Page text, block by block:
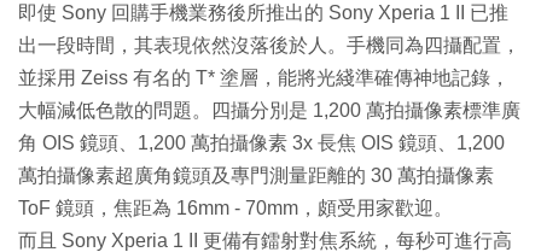
即使 Sony 回購手機業務後所推出的 Sony Xperia 1 II 已推
出一段時間，其表現依然沒落後於人。手機同為四攝配置，
並採用 Zeiss 有名的 T* 塗層，能將光綫準確傳神地記錄，
大幅減低色散的問題。四攝分別是 1,200 萬拍攝像素標準廣
角 OIS 鏡頭、1,200 萬拍攝像素 3x 長焦 OIS 鏡頭、1,200
萬拍攝像素超廣角鏡頭及專門測量距離的 30 萬拍攝像素
ToF 鏡頭，焦距為 16mm - 70mm，頗受用家歡迎。
而且 Sony Xperia 1 II 更備有鐳射對焦系統，每秒可進行高